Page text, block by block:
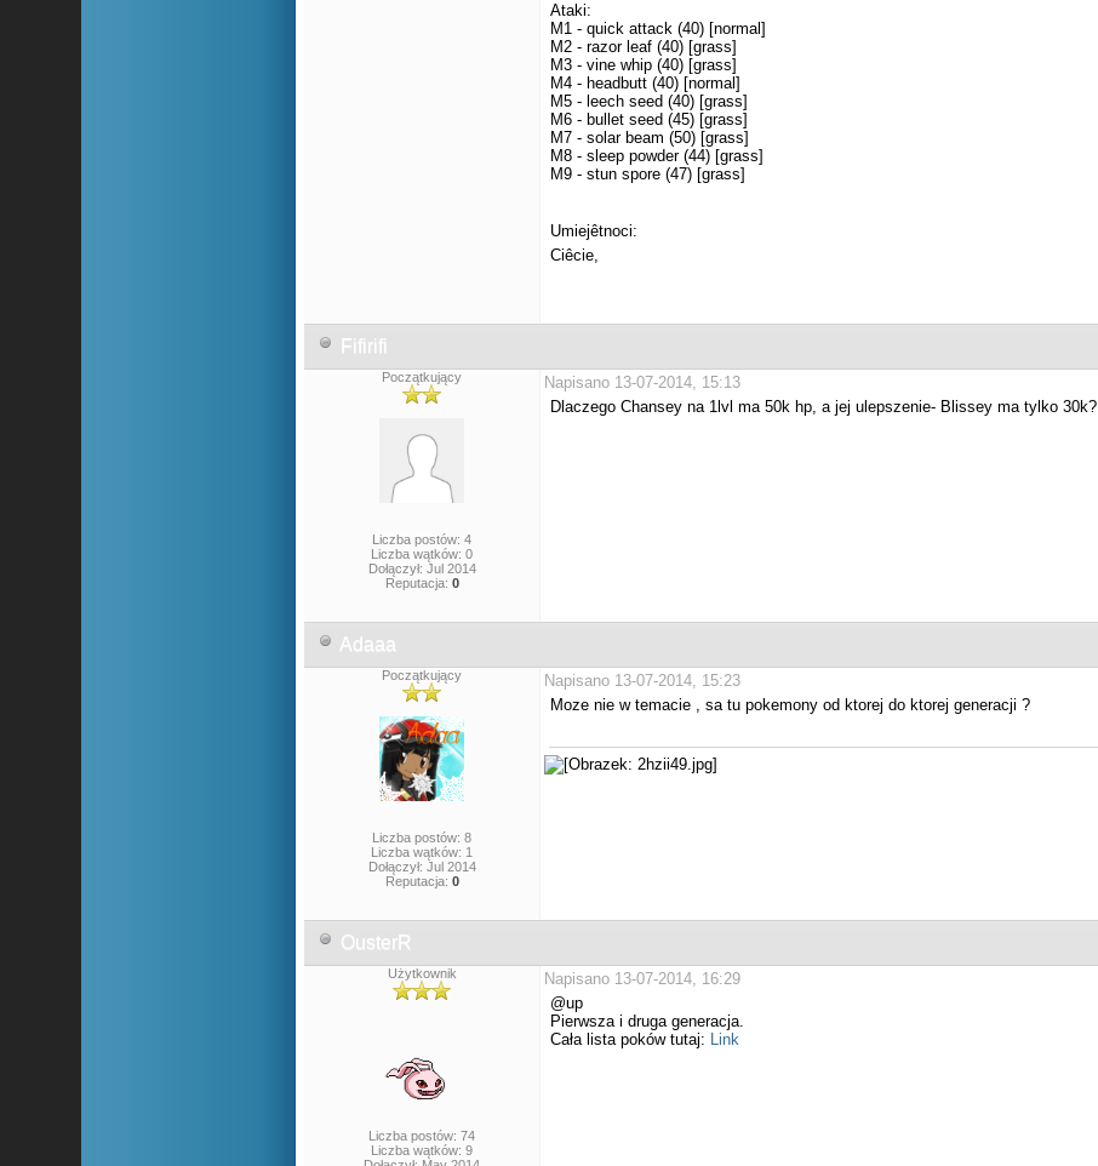
Ataki:
M1 - quick attack (40) [normal]
M2 - razor leaf (40) [grass]
M3 - vine whip (40) [grass]
M4 - headbutt (40) [normal]
M5 - leech seed (40) [grass]
M6 - bullet seed (45) [grass]
M7 - solar beam (50) [grass]
M8 - sleep powder (44) [grass]
M9 - stun spore (47) [grass]
Umiejêtnoci:
Ciêcie,
Fifirifi
Początkujący
Liczba postów: 4
Liczba wątków: 0
Dołączył: Jul 2014
Reputacja: 0
Napisano 13-07-2014, 15:13
Dlaczego Chansey na 1lvl ma 50k hp, a jej ulepszenie- Blissey ma tylko 30k?
Adaaa
Początkujący
Liczba postów: 8
Liczba wątków: 1
Dołączył: Jul 2014
Reputacja: 0
Napisano 13-07-2014, 15:23
Moze nie w temacie , sa tu pokemony od ktorej do ktorej generacji ?
OusterR
Użytkownik
Liczba postów: 74
Liczba wątków: 9
Napisano 13-07-2014, 16:29
@up
Pierwsza i druga generacja.
Cała lista poków tutaj: Link